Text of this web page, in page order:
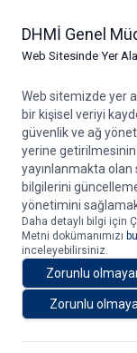
DHMİ Genel
Web Sitesinde Yer
Web sitemizde yer
bir kişisel veriyi
güvenlik ve ağ
yerine getirilmesinin
yayınlanmakta
bilgilerini
yönetimini
Daha detaylı bilgi için
Metni dokümanımızı
inceleyebilirsiniz.
Zorunlu
Zorunlu
Devlet
Müdürlüğü
Yatırım
Dosyalar